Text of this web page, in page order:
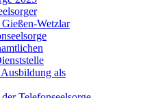
Wetzlar
als